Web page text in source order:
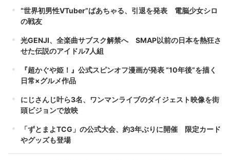
“世界初男性VTuber”ばあちゃる、引退を発表 電脳少女シロ
の戦友
光GENJI、全楽曲サブスク解禁へ SMAP以前の日本を熱狂さ
せた伝説のアイドル7人組
『超かぐや姫！』公式スピンオフ漫画が発表 “10年後”を描く
日常×グルメ作品
にじさんじ叶ら3名、ワンマンライブのダイジェスト映像を街
頭ビジョンで放映
「ずとまよTCG」の公式大会、約3年ぶりに開催 限定カード
やグッズも登場